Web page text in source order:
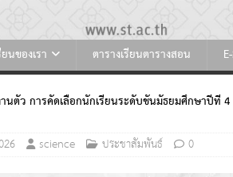
ยนของเรา ตารางเรียนตารางสอน
นตัว การคัดเลือกนักเรียนระดับชั้นมัธยมศึกษาปีที่
science ประชาสัมพันธ์ 0